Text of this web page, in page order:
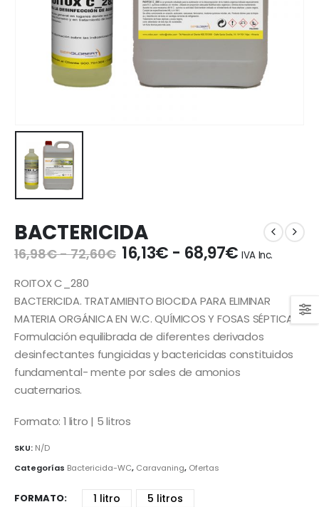
BACTERICIDA
16,98€-72,60€Rango
16,98€
hasta
72,60€
16,13€ - 68,97€Rango
desde
16,13€
hasta
68,97€
IVA Inc.
ROITOX C_280
BACTERICIDA. TRATAMIENTO BIOCIDA PARA ELIMINAR
MATERIA ORGÁNICA EN W.C. QUÍMICOS Y FOSAS SÉPTICAS.
Formulación equilibrada de diferentes derivados
desinfectantes fungicidas y bactericidas constituidos
fundamental- mente por sales de amonios
cuaternarios.
Formato: 1 litro | 5 litros
SKU: N/D
Categorías Bactericida-WC, Caravaning, Ofertas
FORMATO 1 litro 5 litros